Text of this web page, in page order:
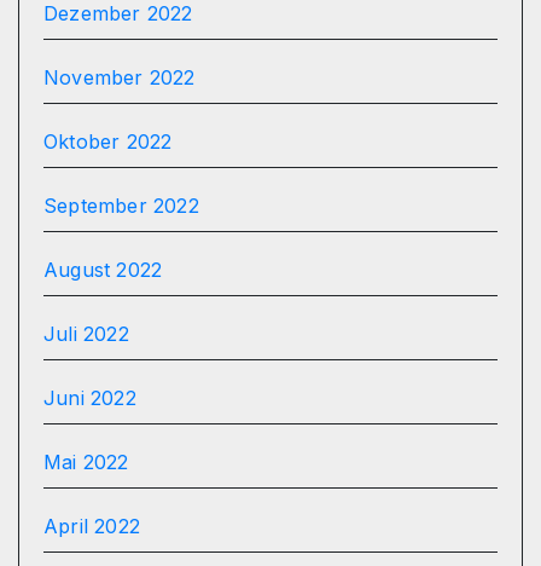
Dezember 2022
November 2022
Oktober 2022
September 2022
August 2022
Juli 2022
Juni 2022
Mai 2022
April 2022